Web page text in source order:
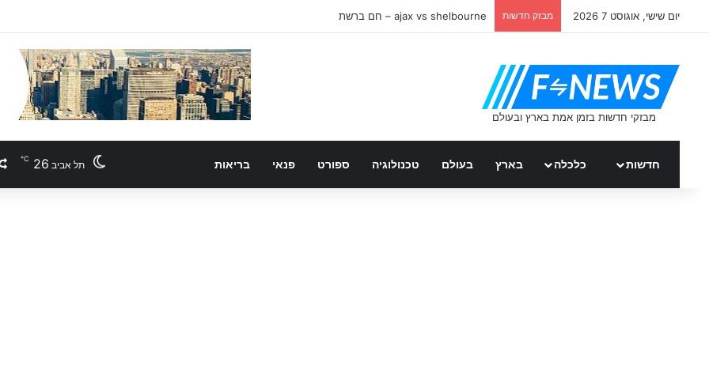
יום שישי, אוגוסט 7 2026 מבזק חדשות ajax vs shelbourne – חם ברשת
חדשות כלכלה בארץ בעולם טכנולוגיה ספורט פנאי בריאות תל אביב 26
℃